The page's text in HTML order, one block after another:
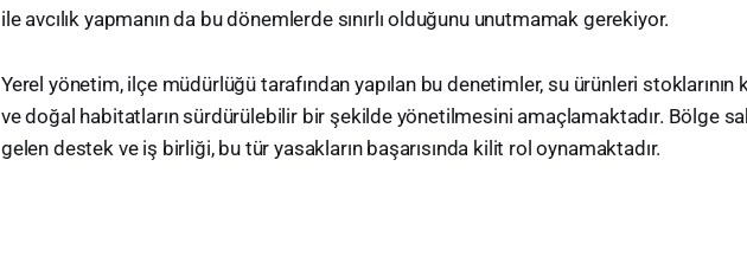
ile avcılık yapmanın da bu dönemlerde sınırlı olduğunu unutmamak gerekiyor.
Yerel yönetim, ilçe müdürlüğü tarafından yapılan bu denetimler, su ürünleri stoklarının
ve doğal habitatların sürdürülebilir bir şekilde yönetilmesini amaçlamaktadır. Bölge
gelen destek ve iş birliği, bu tür yasakların başarısında kilit rol oynamaktadır.